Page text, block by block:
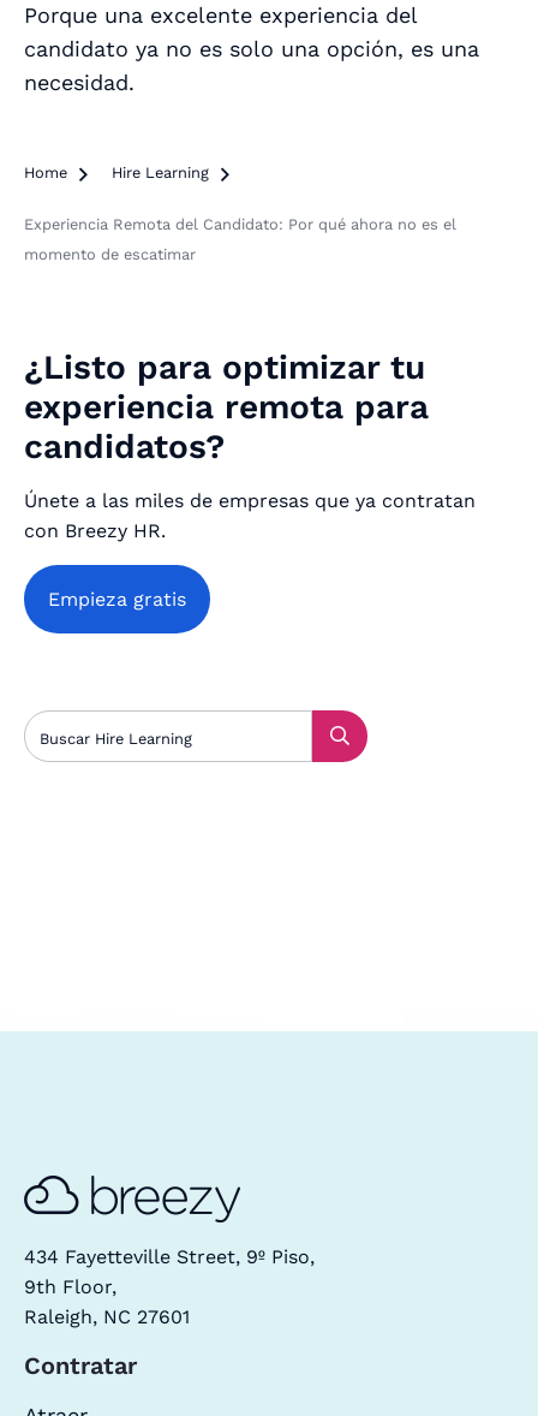
Porque una excelente experiencia del
candidato ya no es solo una opción, es una
necesidad.
Home  Hire Learning 
Experiencia Remota del Candidato: Por qué ahora no es el
momento de escatimar
¿Listo para optimizar tu
experiencia remota para
candidatos?
Únete a las miles de empresas que ya contratan
con Breezy HR.
Empieza gratis
434 Fayetteville Street, 9º Piso,
9th Floor,
Raleigh, NC 27601
Contratar